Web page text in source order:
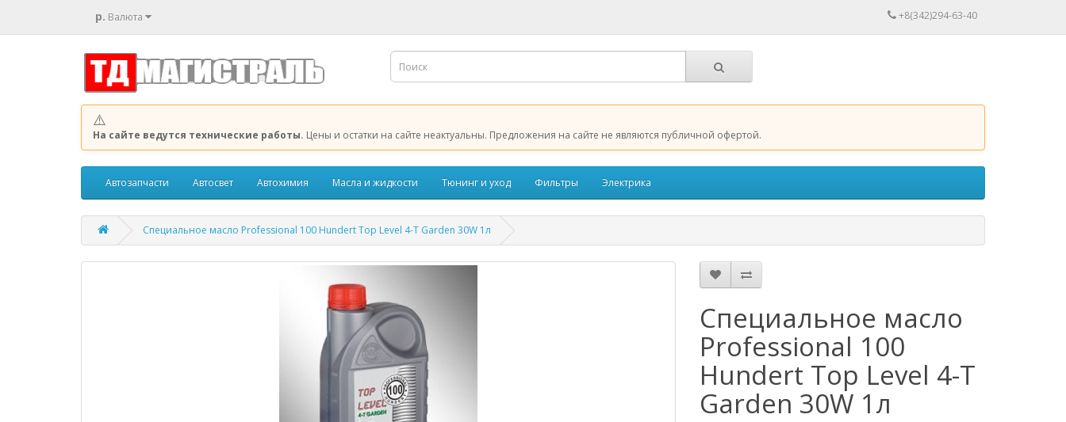
р. Валюта +8(342)294-63-40
⚠️
На сайте ведутся технические работы. Цены и остатки на сайте неактуальны. Предложения на сайте не являются публичной офертой.
Автозапчасти Автосвет Автохимия Масла и жидкости Тюнинг и уход Фильтры Электрика
Специальное масло Professional 100 Hundert Top Level 4-T Garden 30W 1л
Специальное масло
Professional 100
Hundert Top Level 4-T
Garden 30W 1л